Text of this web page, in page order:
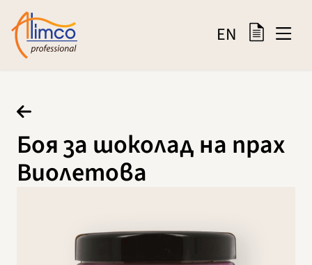
EN
Боя за шоколад на прах
Виолетова